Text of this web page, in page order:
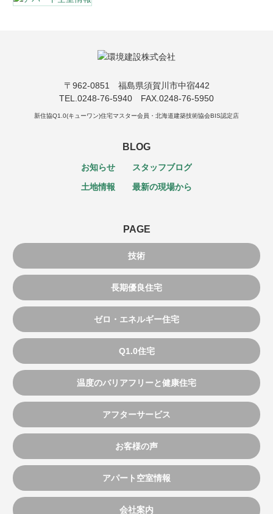
〒962-0851 福島県須賀川市中宿442
TEL.0248-76-5940 FAX.0248-76-5950
新住協Q1.0(キューワン)住宅マスター会員・北海道建築技術協会BIS認定店
BLOG
お知らせ
スタッフブログ
土地情報
最新の現場から
PAGE
技術
長期優良住宅
ゼロ・エネルギー住宅
Q1.0住宅
温度のバリアフリーと健康住宅
アフターサービス
お客様の声
アパート空室情報
会社案内